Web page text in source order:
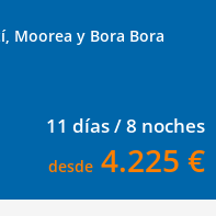
Moorea y Bora Bora
11 días / 8 noches
desde 4.225 €